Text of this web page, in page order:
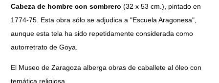
Cabeza de hombre con sombrero (32 x 53 cm.), pintado en
1774-75. Esta obra sólo se adjudica a "Escuela Aragonesa",
aunque esta tela ha sido repetidamente considerada como
autorretrato de Goya.
El Museo de Zaragoza alberga obras de caballete al óleo con
temática religiosa.